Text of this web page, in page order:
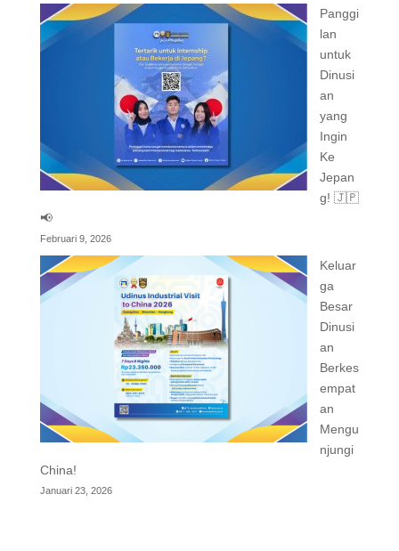
Panggi
lan
untuk
Dinusi
an
yang
Ingin
Ke
Jepan
g! 🇯🇵
📢
Februari 9, 2026
Keluar
ga
Besar
Dinusi
an
Berkes
empat
an
Mengu
njungi
China!
Januari 23, 2026